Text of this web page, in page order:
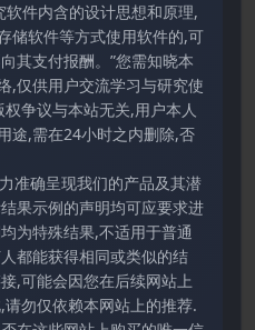
件内含的设计思想和原理,
储软件等方式使用软件的,可
其支付报酬。”您需知晓本
,仅供用户交流学习与研究使
争议与本站无关,用户本人
途,需在24小时之内删除,否
准确呈现我们的产品及其潜
果示例的声明均可应要求进
为特殊结果,不适用于普通
都能获得相同或类似的结
,可能会因您在后续网站上
勿仅依赖本网站上的推荐.